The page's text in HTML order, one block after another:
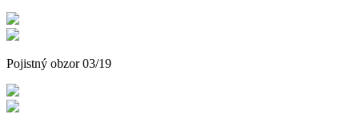
Pojistný obzor 03/19